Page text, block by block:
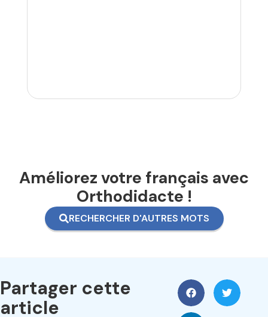
Améliorez votre français avec
Orthodidacte !
RECHERCHER D'AUTRES MOTS
Partager cette
article